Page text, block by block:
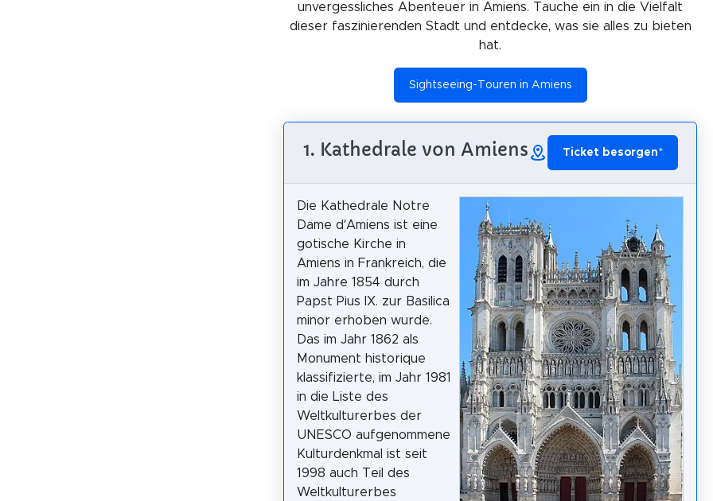
unvergessliches Abenteuer in Amiens. Tauche ein in die Vielfalt
dieser faszinierenden Stadt und entdecke, was sie alles zu bieten
hat.
Sightseeing-Touren in Amiens
1. Kathedrale von Amiens Ticket besorgen*
Die Kathedrale Notre
Dame d’Amiens ist eine
gotische Kirche in
Amiens in Frankreich, die
im Jahre 1854 durch
Papst Pius IX. zur Basilica
minor erhoben wurde.
Das im Jahr 1862 als
Monument historique
klassifizierte, im Jahr 1981
in die Liste des
Weltkulturerbes der
UNESCO aufgenommene
Kulturdenkmal ist seit
1998 auch Teil des
Weltkulturerbes